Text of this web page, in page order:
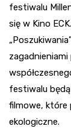
festiwalu
się w Kino
festiwalu
filmowe, które
ekologiczne.